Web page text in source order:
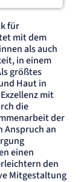
für
mit dem
als auch
in einem
größtes
Haut in
mit
die
der
Anspruch an
einen
den
Mitgestaltung
für
Seite des
Opt-Out